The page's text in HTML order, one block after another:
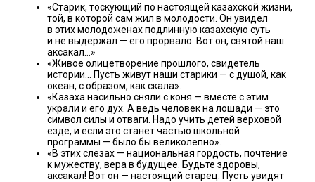
«Старик, тоскующий по настоящей казахской жизни,
той, в которой сам жил в молодости. Он увидел
в этих молодоженах подлинную казахскую суть
и не выдержал — его прорвало. Вот он, святой наш
аксакал…»
«Живое олицетворение прошлого, свидетель
истории… Пусть живут наши старики — с душой, как
океан, с образом, как скала».
«Казаха насильно сняли с коня — вместе с этим
украли и его дух. А ведь человек на лошади — это
символ силы и отваги. Надо учить детей верховой
езде, и если это станет частью школьной
программы — было бы великолепно».
«В этих слезах — национальная гордость, почтение
к мужеству, вера в будущее. Будьте здоровы,
аксакал! Вот он — настоящий старец. Пусть увидят